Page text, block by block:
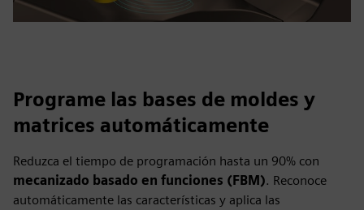
Programe las bases de moldes y
matrices automáticamente
Reduzca el tiempo de programación hasta un 90% con
mecanizado basado en funciones (FBM). Reconoce
automáticamente las características y aplica las